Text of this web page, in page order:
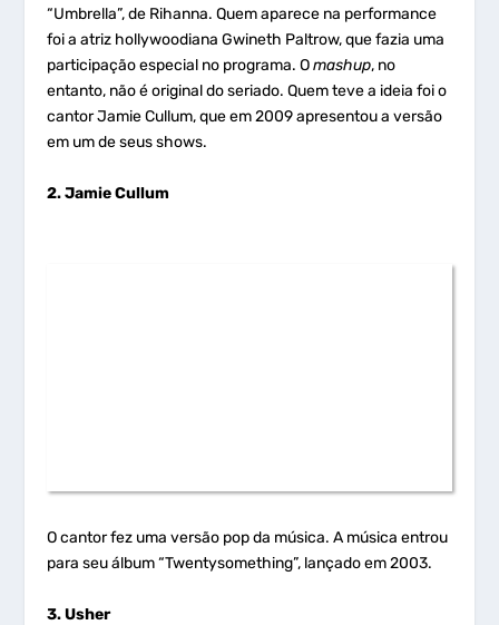
“Umbrella”, de Rihanna. Quem aparece na performance
foi a atriz hollywoodiana Gwineth Paltrow, que fazia uma
participação especial no programa. Omashup, no
entanto, não é original do seriado. Quem teve a ideia foi o
cantor Jamie Cullum, que em 2009 apresentou a versão
em um de seus shows.
2. Jamie Cullum
O cantor fez uma versão pop da música. A música entrou
para seu álbum “Twentysomething”, lançado em 2003.
3. Usher